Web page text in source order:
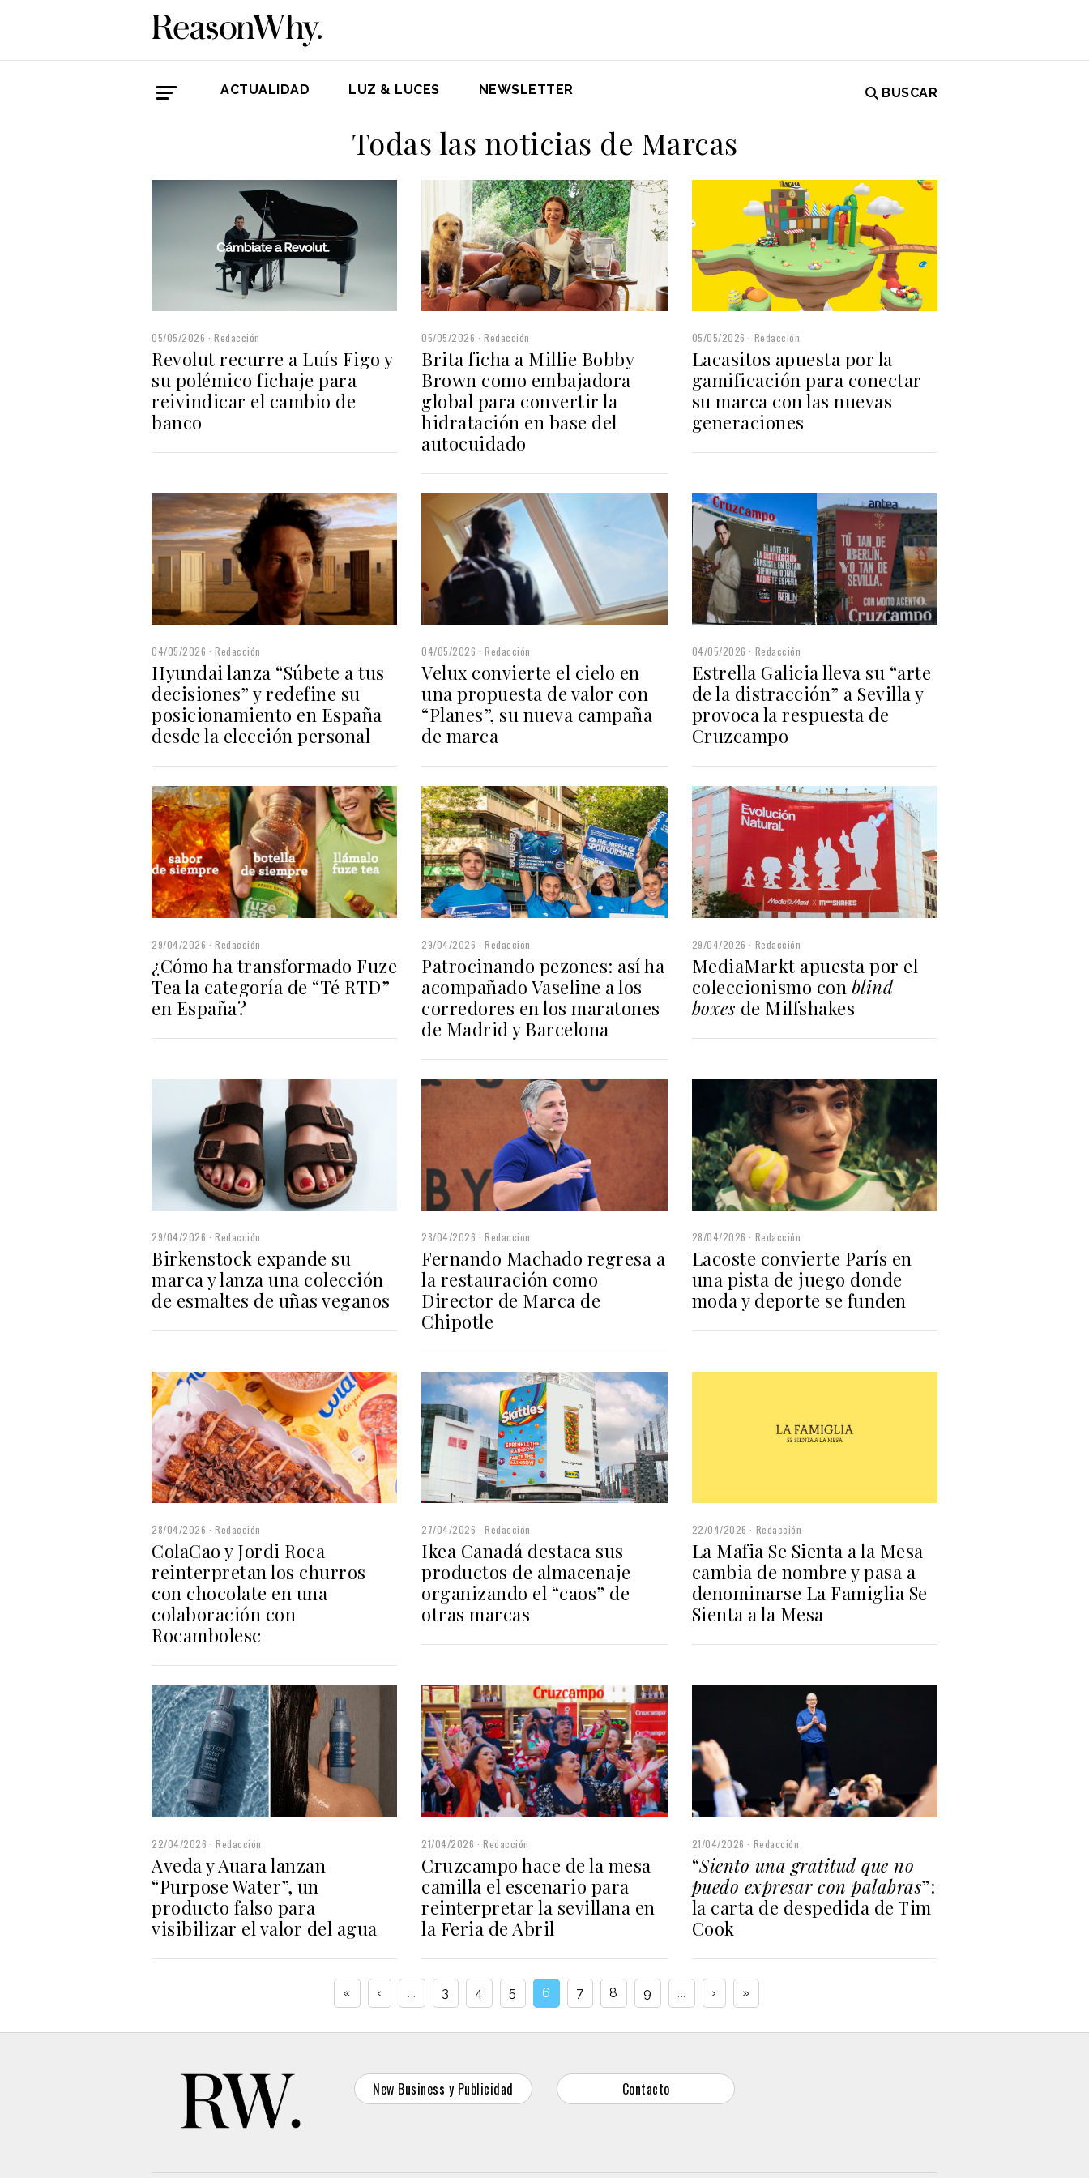
ACTUALIDAD LUZ & LUCES NEWSLETTER BUSCAR
Todas las noticias de Marcas
05/05/2026 Redacción
Revolut recurre a Luís Figo y
su polémico fichaje para
reivindicar el cambio de
banco
05/05/2026 Redacción
Brita ficha a Millie Bobby
Brown como embajadora
global para convertir la
hidratación en base del
autocuidado
05/05/2026 Redacción
Lacasitos apuesta por la
gamificación para conectar
su marca con las nuevas
generaciones
04/05/2026 Redacción
Hyundai lanza “Súbete a tus
decisiones” y redefine su
posicionamiento en España
desde la elección personal
04/05/2026 Redacción
Velux convierte el cielo en
una propuesta de valor con
“Planes”, su nueva campaña
de marca
04/05/2026 Redacción
Estrella Galicia lleva su “arte
de la distracción” a Sevilla y
provoca la respuesta de
Cruzcampo
29/04/2026 Redacción
¿Cómo ha transformado Fuze
Tea la categoría de “Té RTD”
en España?
29/04/2026 Redacción
Patrocinando pezones: así ha
acompañado Vaseline a los
corredores en los maratones
de Madrid y Barcelona
29/04/2026 Redacción
MediaMarkt apuesta por el
coleccionismo con blind
boxes de Milfshakes
29/04/2026 Redacción
Birkenstock expande su
marca y lanza una colección
de esmaltes de uñas veganos
28/04/2026 Redacción
Fernando Machado regresa a
la restauración como
Director de Marca de
Chipotle
28/04/2026 Redacción
Lacoste convierte París en
una pista de juego donde
moda y deporte se funden
28/04/2026 Redacción
ColaCao y Jordi Roca
reinterpretan los churros
con chocolate en una
colaboración con
Rocambolesc
27/04/2026 Redacción
Ikea Canadá destaca sus
productos de almacenaje
organizando el “caos” de
otras marcas
22/04/2026 Redacción
La Mafia Se Sienta a la Mesa
cambia de nombre y pasa a
denominarse La Famiglia Se
Sienta a la Mesa
22/04/2026 Redacción
Aveda y Auara lanzan
“Purpose Water”, un
producto falso para
visibilizar el valor del agua
21/04/2026 Redacción
Cruzcampo hace de la mesa
camilla el escenario para
reinterpretar la sevillana en
la Feria de Abril
21/04/2026 Redacción
“Siento una gratitud que no
puedo expresar con palabras”:
la carta de despedida de Tim
Cook
« ‹ ... 3 4 5 6 7 8 9 ... › »
New Business y Publicidad Contacto